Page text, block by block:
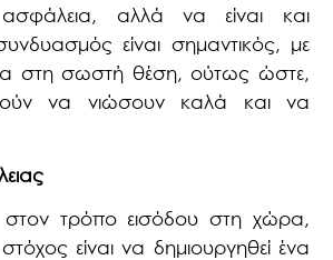
αλλά να είναι και
είναι σημαντικός, με
στη σωστή θέση, ούτως ώστε,
να νιώσουν καλά και να
τρόπο εισόδου στη χώρα,
είναι να δημιουργηθεί ένα